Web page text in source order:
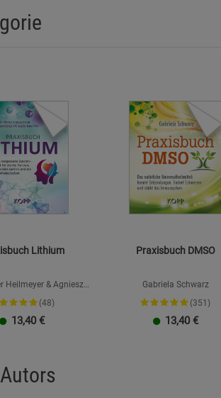
Lithium
Heilmeyer & Agnieszka
Peralta Martin
(48)
13,40 €
Praxisbuch DMSO
Gabriela Schwarz
(351)
13,40 €